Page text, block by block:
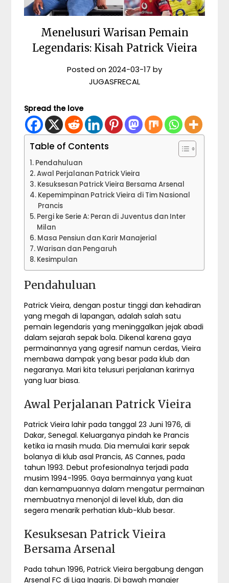
Menelusuri Warisan Pemain
Legendaris: Kisah Patrick Vieira
Posted on2024-03-17 by
JUGASFRECAL
Spread the love
Table of Contents
Pendahuluan
Awal Perjalanan Patrick Vieira
Kesuksesan Patrick Vieira Bersama Arsenal
Kepemimpinan Patrick Vieira di Tim Nasional
Prancis
Pergi ke Serie A: Peran di Juventus dan Inter
Milan
Masa Pensiun dan Karir Manajerial
Warisan dan Pengaruh
Kesimpulan
Pendahuluan
Patrick Vieira, dengan postur tinggi dan kehadiran
yang megah di lapangan, adalah salah satu
pemain legendaris yang meninggalkan jejak abadi
dalam sejarah sepak bola. Dikenal karena gaya
permainannya yang agresif namun cerdas, Vieira
membawa dampak yang besar pada klub dan
negaranya. Mari kita telusuri perjalanan karirnya
yang luar biasa.
Awal Perjalanan Patrick Vieira
Patrick Vieira lahir pada tanggal 23 Juni 1976, di
Dakar, Senegal. Keluarganya pindah ke Prancis
ketika ia masih muda. Dia memulai karir sepak
bolanya di klub asal Prancis, AS Cannes, pada
tahun 1993. Debut profesionalnya terjadi pada
musim 1994-1995. Gaya bermainnya yang kuat
dan kemampuannya dalam mengatur permainan
membuatnya menonjol di level klub, dan dia
segera menarik perhatian klub-klub besar.
Kesuksesan Patrick Vieira
Bersama Arsenal
Pada tahun 1996, Patrick Vieira bergabung dengan
Arsenal FC di Liga Inggris. Di bawah manajer